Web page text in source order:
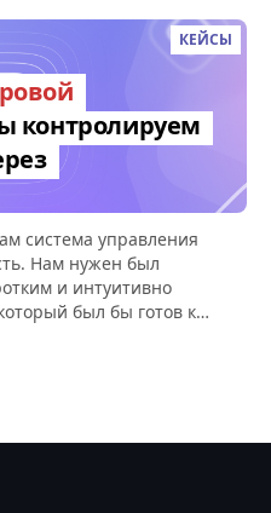
КЕЙСЫ
контролируем
система управления
Нам нужен был
и интуитивно
был бы готов к